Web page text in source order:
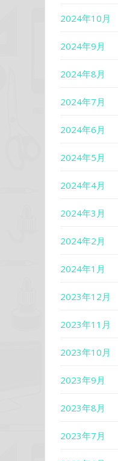
2024年10月
2024年9月
2024年8月
2024年7月
2024年6月
2024年5月
2024年4月
2024年3月
2024年2月
2024年1月
2023年12月
2023年11月
2023年10月
2023年9月
2023年8月
2023年7月